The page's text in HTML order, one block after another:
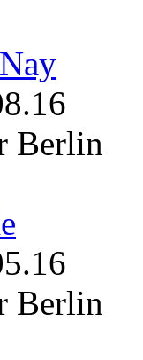
Berlin
Berlin